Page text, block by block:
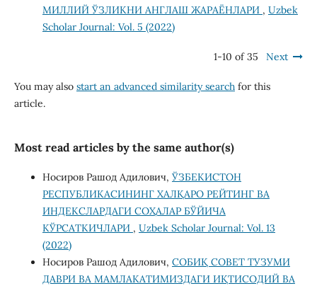
МИЛЛИЙ ЎЗЛИКНИ АНГЛАШ ЖАРАЁНЛАРИ , Uzbek
Scholar Journal: Vol. 5 (2022)
1-10 of 35 Next
You may also start an advanced similarity searchfor this
article.
Most read articles by the same author(s)
Носиров Рашод Адилович, ЎЗБЕКИСТОН
РЕСПУБЛИКАСИНИНГ ХАЛҚАРО РЕЙТИНГ ВА
ИНДЕКСЛАРДАГИ СОҲАЛАР БЎЙИЧА
КЎРСАТКИЧЛАРИ , Uzbek Scholar Journal: Vol. 13
(2022)
Носиров Рашод Адилович, СОБИҚ СОВЕТ ТУЗУМИ
ДАВРИ ВА МАМЛАКАТИМИЗДАГИ ИҚТИСОДИЙ ВА